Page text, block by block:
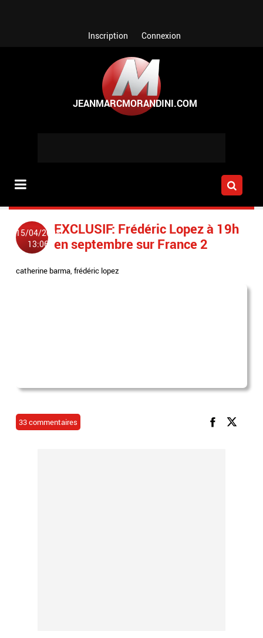
Inscription Connexion
15/04/2008
13:06
EXCLUSIF: Frédéric Lopez à 19h
en septembre sur France 2
catherine barma,frédéric lopez
33 commentaires